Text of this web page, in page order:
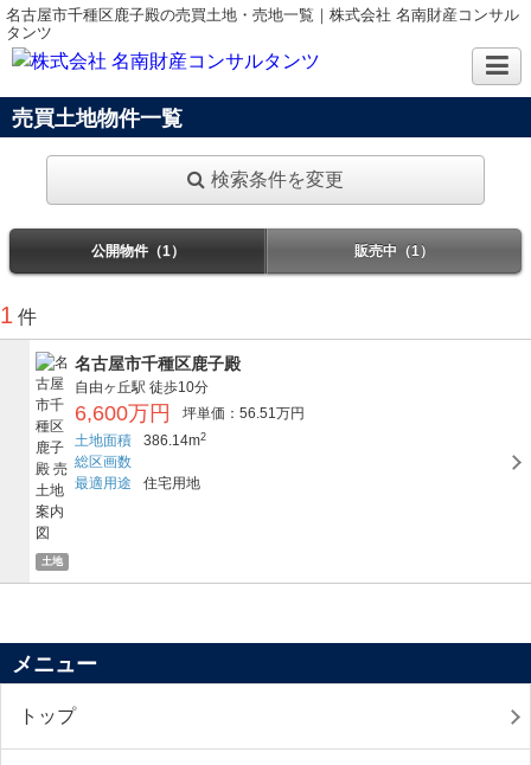
名古屋市千種区鹿子殿の売買土地・売地一覧｜株式会社 名南財産コンサル
タンツ
売買土地物件一覧
検索条件を変更
公開物件（1） 販売中（1）
1 件
土地
名古屋市千種区鹿子殿
自由ヶ丘駅 徒歩10分
6,600万円
坪単価：56.51万円
土地面積
386.14m2
総区画数
最適用途
住宅用地
メニュー
トップ